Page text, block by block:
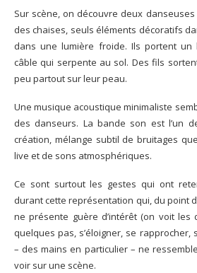
Sur scène, on découvre deux
des chaises, seuls éléments décoratifs
dans une lumière froide. Ils portent
câble qui serpente au sol. Des fils
peu partout sur leur peau.
Une musique acoustique minimaliste
des danseurs. La bande son est l’un
création, mélange subtil de bruitages
live et de sons atmosphériques.
Ce sont surtout les gestes qui ont
durant cette représentation qui, du point
ne présente guère d’intérêt (on voit les
quelques pas, s’éloigner, se rapprocher,
– des mains en particulier – ne
voir sur une scène.